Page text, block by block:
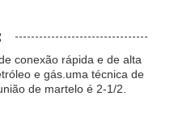
conexão rápida e de alta
e gás.uma técnica de
de martelo é 2-1/2.